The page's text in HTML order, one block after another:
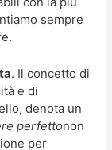
sempre
. Il concetto di
e di
denota un
perfettonon
per